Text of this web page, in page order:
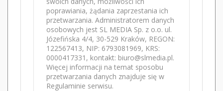
poprawiania, żądania zaprzestania ich
przetwarzania. Administratorem danych
osobowych jest SL MEDIA Sp. z o.o. ul.
Józefińska 4/4, 30-529 Kraków, REGON:
122567413, NIP: 6793081969, KRS:
0000417331, kontakt: biuro@slmedia.pl.
Więcej informacji na temat sposobu
przetwarzania danych znajduje się w
Regulaminie serwisu.